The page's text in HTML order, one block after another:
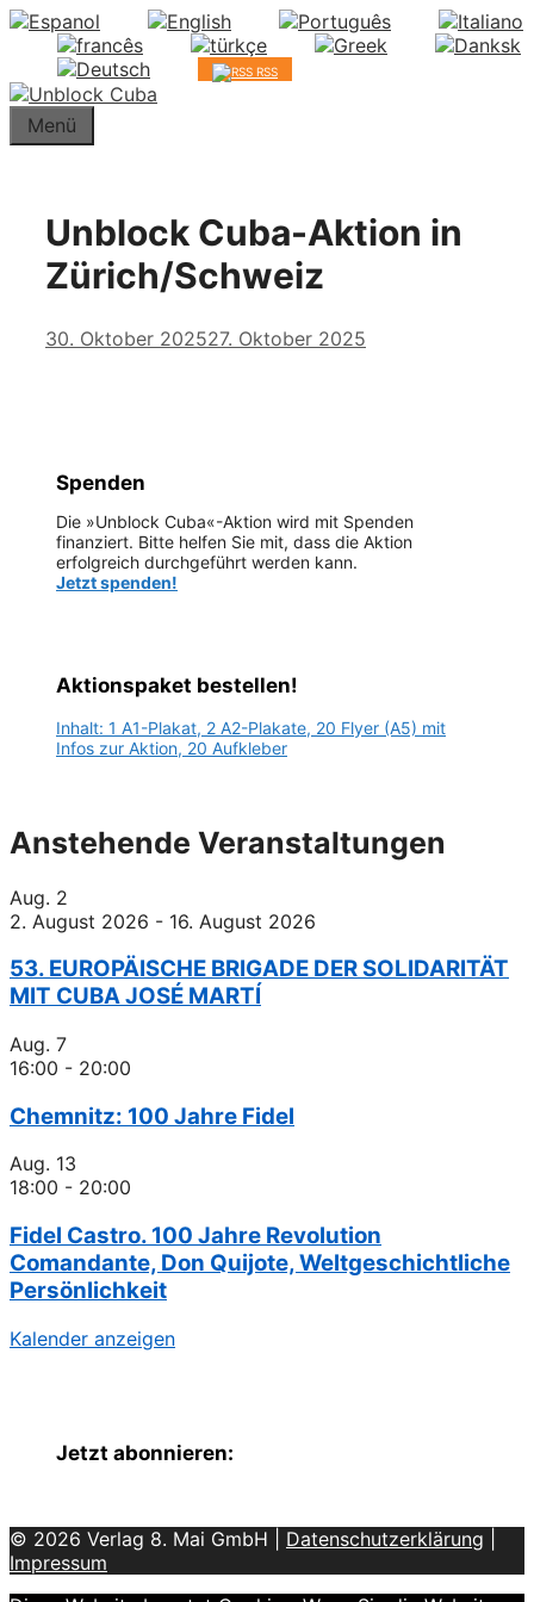
Springe
RSS
Menü
Unblock Cuba-Aktion in
Zürich/Schweiz
30. Oktober 202527. Oktober 2025
Spenden
Die »Unblock Cuba«-Aktion wird mit Spenden
finanziert. Bitte helfen Sie mit, dass die Aktion
erfolgreich durchgeführt werden kann.
Jetzt spenden!
Aktionspaket bestellen!
Inhalt: 1 A1-Plakat, 2 A2-Plakate, 20 Flyer (A5) mit
Infos zur Aktion, 20 Aufkleber
Anstehende Veranstaltungen
Aug. 2
2. August 2026 - 16. August 2026
53. EUROPÄISCHE BRIGADE DER SOLIDARITÄT
MIT CUBA JOSÉ MARTÍ
Aug. 7
16:00 - 20:00
Chemnitz: 100 Jahre Fidel
Aug. 13
18:00 - 20:00
Fidel Castro. 100 Jahre Revolution
Comandante, Don Quijote, Weltgeschichtliche
Persönlichkeit
Kalender anzeigen
Jetzt abonnieren:
© 2026 Verlag 8. Mai GmbH | Datenschutzerklärung
Impressum